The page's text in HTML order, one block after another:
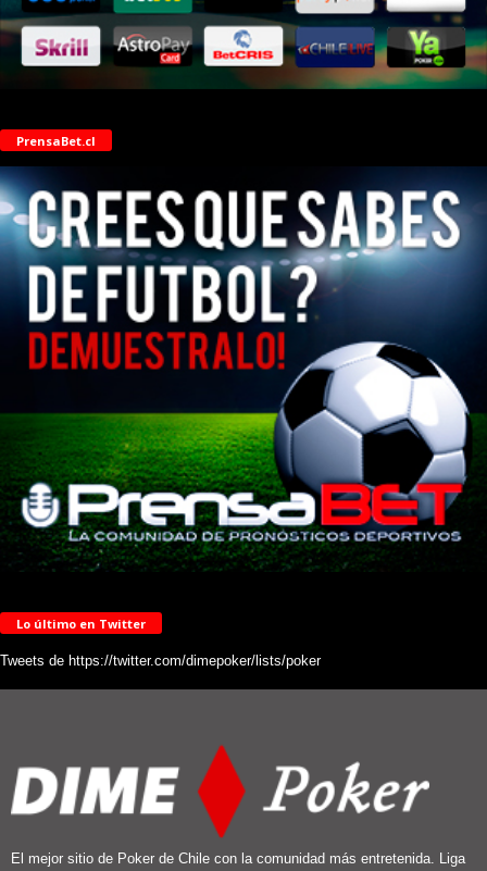
PrensaBet.cl
Lo último en Twitter
Tweets de https://twitter.com/dimepoker/lists/poker
El mejor sitio de Poker de Chile con la comunidad más entretenida. Liga